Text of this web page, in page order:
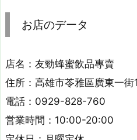
お店のデータ
店名：友勁蜂蜜飲品專賣
住所：高雄市苓雅區廣東一街
電話：0929-828-760
営業時間：10:00-20:00